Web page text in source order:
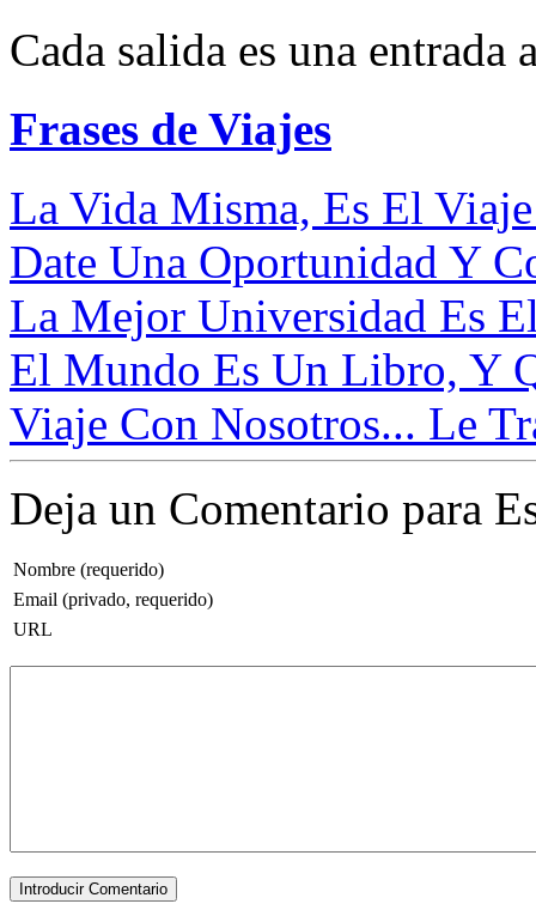
Cada salida es una entrada
Frases de Viajes
La Vida Misma, Es El
Date Una Oportunidad Y
La Mejor Universidad Es
El Mundo Es Un Libro, Y
Viaje Con Nosotros... Le
Deja un Comentario para
Nombre (requerido)
Email (privado, requerido)
URL